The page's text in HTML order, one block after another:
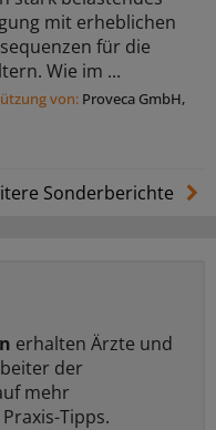
mit erheblichen
für die
Wie im ...
von: Proveca GmbH,
Sonderberichte
erhalten Ärzte und
der
mehr
Tipps.